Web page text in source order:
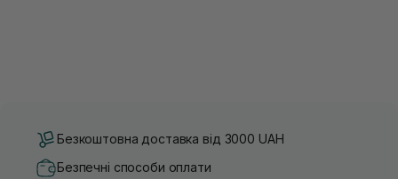
Безкоштовна доставка від 3000 UAH
Безпечні способи оплати